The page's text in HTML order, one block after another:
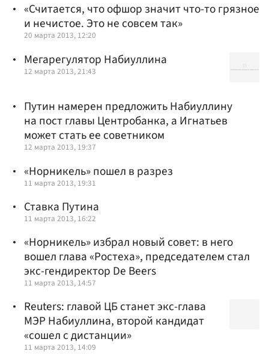
«Считается, что офшор значит что-то грязное
и нечистое. Это не совсем так»
20 марта 2013, 12:20
Мегарегулятор Набиуллина
12 марта 2013, 21:43
Путин намерен предложить Набиуллину
на пост главы Центробанка, а Игнатьев
может стать ее советником
12 марта 2013, 19:37
«Норникель» пошел в разрез
11 марта 2013, 19:31
Ставка Путина
11 марта 2013, 16:22
«Норникель» избрал новый совет: в него
вошел глава «Ростеха», председателем стал
экс-гендиректор De Beers
11 марта 2013, 14:57
Reuters: главой ЦБ станет экс-глава
МЭР Набиуллина, второй кандидат
«сошел с дистанции»
11 марта 2013, 14:09